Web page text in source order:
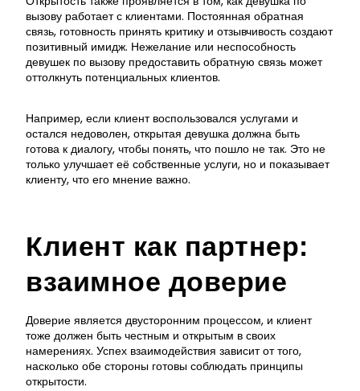
вызову работает с клиентами. Постоянная обратная
связь, готовность принять критику и отзывчивость создают
позитивный имидж. Нежелание или неспособность
девушек по вызову предоставить обратную связь может
оттолкнуть потенциальных клиентов.
Например, если клиент воспользовался услугами и
остался недоволен, открытая девушка должна быть
готова к диалогу, чтобы понять, что пошло не так. Это не
только улучшает её собственные услуги, но и показывает
клиенту, что его мнение важно.
Клиент как партнер:
взаимное доверие
Доверие является двусторонним процессом, и клиент
тоже должен быть честным и открытым в своих
намерениях. Успех взаимодействия зависит от того,
насколько обе стороны готовы соблюдать принципы
открытости.